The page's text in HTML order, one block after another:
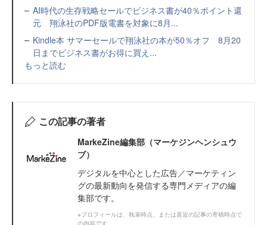
AI時代の生存戦略セールでビジネス書が40％ポイント還
元 翔泳社のPDF版電書を対象に8月...
Kindle本 サマーセールで翔泳社の本が50％オフ 8月20
日までビジネス書がお得に買え...
もっと読む
この記事の著者
MarkeZine編集部（マーケジンヘンシュウ
ブ）
デジタルを中心とした広告／マーケティン
グの最新動向を発信する専門メディアの編
集部です。
※プロフィールは、執筆時点、または直近の記事の寄稿時点で
の内容です